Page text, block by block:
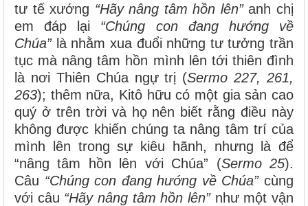
tư tế xướng “Hãy nâng tâm hồn lên”anh chị
em đáp lại “Chúng con đang hướng về
Chúa”là nhằm xua đuổi những tư tưởng trần
tục mà nâng tâm hồn mình lên tới thiên đình
là nơi Thiên Chúa ngự trị (Sermo 227, 261,
263); thêm nữa, Kitô hữu có một gia sản cao
quý ở trên trời và họ nên biết rằng điều này
không được khiến chúng ta nâng tâm trí của
mình lên trong sự kiêu hãnh, nhưng là để
“nâng tâm hồn lên với Chúa” (Sermo 25).
Câu “Chúng con đang hướng về Chúa”cùng
với câu “Hãy nâng tâm hồn lên” như một vận